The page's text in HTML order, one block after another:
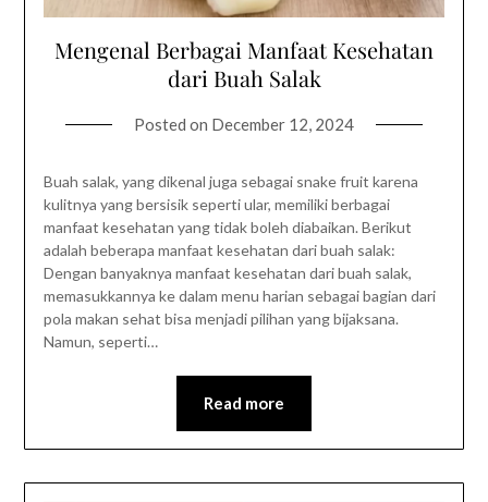
Mengenal Berbagai Manfaat Kesehatan
dari Buah Salak
Posted on December 12, 2024
Buah salak, yang dikenal juga sebagai snake fruit karena
kulitnya yang bersisik seperti ular, memiliki berbagai
manfaat kesehatan yang tidak boleh diabaikan. Berikut
adalah beberapa manfaat kesehatan dari buah salak:
Dengan banyaknya manfaat kesehatan dari buah salak,
memasukkannya ke dalam menu harian sebagai bagian dari
pola makan sehat bisa menjadi pilihan yang bijaksana.
Namun, seperti…
Read more